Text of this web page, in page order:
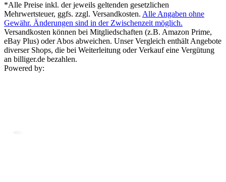
*Alle Preise inkl. der jeweils geltenden gesetzlichen
Mehrwertsteuer, ggfs. zzgl. Versandkosten. Alle Angaben ohne
Gewähr. Änderungen sind in der Zwischenzeit möglich.
Versandkosten können bei Mitgliedschaften (z.B. Amazon Prime,
eBay Plus) oder Abos abweichen. Unser Vergleich enthält Angebote
diverser Shops, die bei Weiterleitung oder Verkauf eine Vergütung
an billiger.de bezahlen.
Powered by: